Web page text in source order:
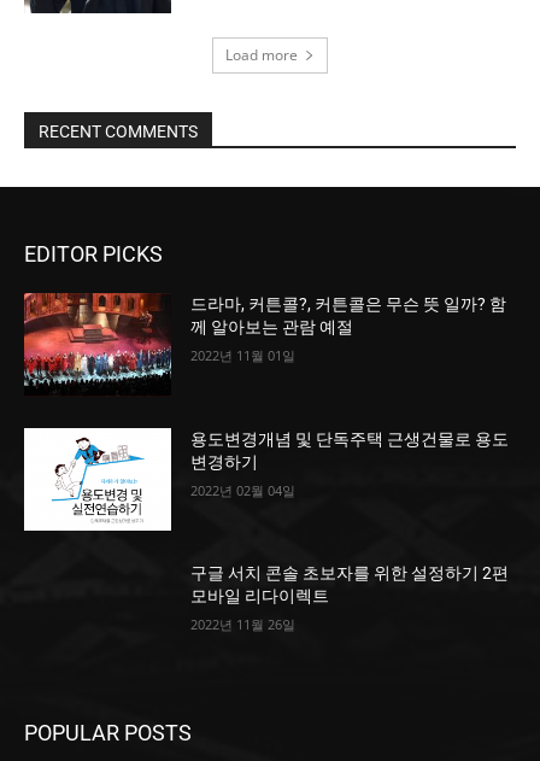
Load more
RECENT COMMENTS
EDITOR PICKS
드라마, 커튼콜?, 커튼콜은 무슨 뜻 일까? 함
께 알아보는 관람 예절
2022년 11월 01일
용도변경개념 및 단독주택 근생건물로 용도
변경하기
2022년 02월 04일
구글 서치 콘솔 초보자를 위한 설정하기 2편
모바일 리다이렉트
2022년 11월 26일
POPULAR POSTS